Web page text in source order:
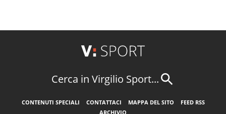
Cerca in Virgilio Sport...
CONTENUTI SPECIALI CONTATTACI MAPPA DEL SITO
FEED RSS
ARCHIVIO